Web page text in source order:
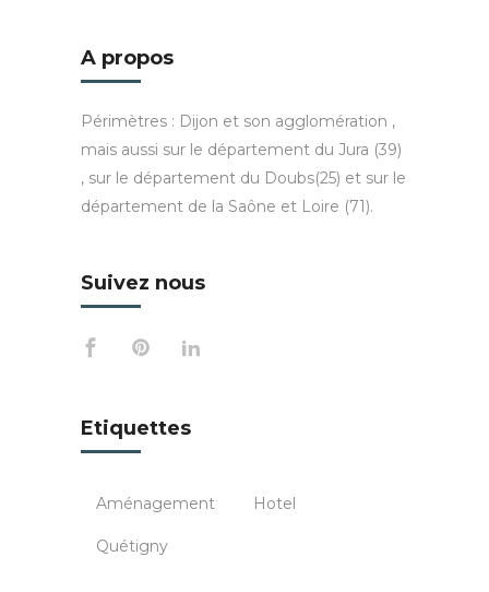
A propos
Périmètres : Dijon et son agglomération ,
mais aussi sur le département du Jura (39)
, sur le département du Doubs(25) et sur le
département de la Saône et Loire (71).
Suivez nous
Etiquettes
Aménagement Hotel
Quétigny